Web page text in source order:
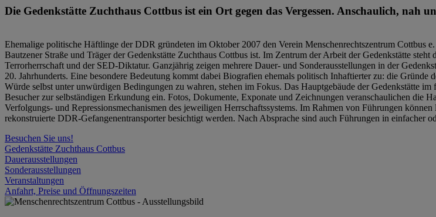
Die Gedenkstätte Zuchthaus Cottbus ist ein Ort gegen das Vergessen. Anschaulich, nah
Ehemalige politische Häftlinge der DDR gründeten im Oktober 2007 den Verein Menschenrechtszentrum Cottbus
Bautzener Straße und Träger der Gedenkstätte Zuchthaus Cottbus ist. Im Zentrum der Arbeit der Gedenkstätte
Terrorherrschaft und der SED-Diktatur. Ganzjährig zeigen mehrere Dauer- und Sonderausstellungen in der
20. Jahrhunderts. Eine besondere Bedeutung kommt dabei Biografien ehemals politisch Inhaftierter zu: die
Würde selbst unter unwürdigen Bedingungen zu wahren, stehen im Fokus. Das Hauptgebäude der Gedenkstätte
Besucher zur selbständigen Erkundung ein. Fotos, Dokumente, Exponate und Zeichnungen veranschaulichen
Verfolgungs- und Repressionsmechanismen des jeweiligen Herrschaftssystems. Im Rahmen von Führungen
rekonstruierte DDR-Gefangenentransporter besichtigt werden. Nach Absprache sind auch Führungen in einfacher
Besuchen Sie uns!
Gedenkstätte Zuchthaus Cottbus
Dauerausstellungen
Sonderausstellungen
Veranstaltungen
Anfahrt, Preise und Öffnungszeiten